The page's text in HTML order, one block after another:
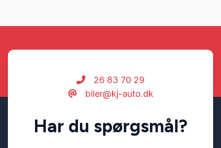
26 83 70 29
biler@kj-auto.dk
Har du spørgsmål?